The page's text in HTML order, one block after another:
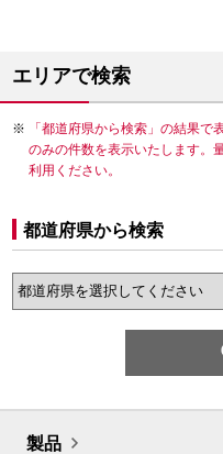
エリアで検索
「都道府県から検索」の結果
のみの件数を表示いたします。
利用ください。
都道府県から検索
製品